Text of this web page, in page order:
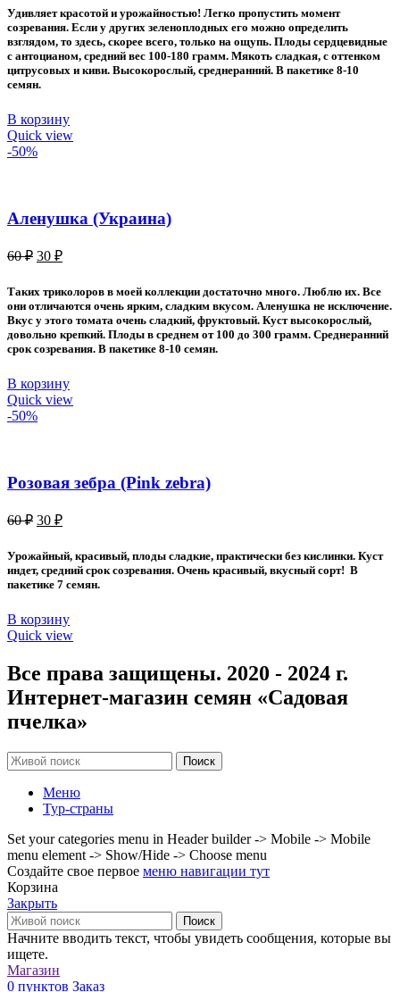
60 ₽.
30 ₽.
Удивляет красотой и урожайностью! Легко пропустить момент
созревания. Если у других зеленоплодных его можно определить
взглядом, то здесь, скорее всего, только на ощупь. Плоды сердцевидные
с антоцианом, средний вес 100-180 грамм. Мякоть сладкая, с оттенком
цитрусовых и киви. Высокорослый, среднеранний. В пакетике 8-10
семян.
В корзину
Quick view
-50%
Аленушка (Украина)
60₽ Первоначальная
60 ₽.
30 ₽Текущая
30 ₽.
Таких триколоров в моей коллекции достаточно много. Люблю их. Все
они отличаются очень ярким, сладким вкусом. Аленушка не исключение.
Вкус у этого томата очень сладкий, фруктовый. Куст высокорослый,
довольно крепкий. Плоды в среднем от 100 до 300 грамм. Среднеранний
срок созревания. В пакетике 8-10 семян.
В корзину
Quick view
-50%
Розовая зебра (Pink zebra)
60₽ Первоначальная
составляла
60 ₽.
30 ₽Текущая
30 ₽.
Урожайный, красивый, плоды сладкие, практически без кислинки. Куст
индет, средний срок созревания. Очень красивый, вкусный сорт! В
пакетике 7 семян.
В корзину
Quick view
Все права защищены. 2020 - 2024 г.
Интернет-магазин семян «Садовая
пчелка»
Поиск
Меню
Тур-страны
Set your categories menu in Header builder -> Mobile -> Mobile
menu element -> Show/Hide -> Choose menu
Создайте свое первое меню навигации тут
Корзина
Закрыть
Поиск
Начните вводить текст, чтобы увидеть сообщения, которые вы
ищете.
Магазин
0 пунктов Заказ